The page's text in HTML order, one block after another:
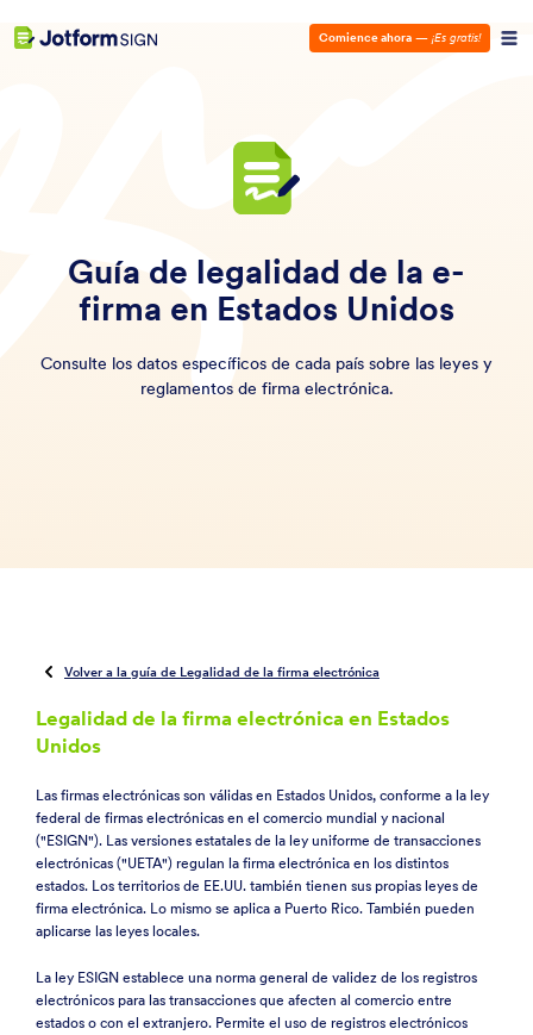
Comience ahora — ¡Es gratis!
Guía de legalidad de la e-
firma en Estados Unidos
Consulte los datos específicos de cada país sobre las leyes y
reglamentos de firma electrónica.
Volver a la guía de Legalidad de la firma electrónica
Legalidad de la firma electrónica en Estados
Unidos
Las firmas electrónicas son válidas en Estados Unidos, conforme a la ley
federal de firmas electrónicas en el comercio mundial y nacional
("ESIGN"). Las versiones estatales de la ley uniforme de transacciones
electrónicas ("UETA") regulan la firma electrónica en los distintos
estados. Los territorios de EE.UU. también tienen sus propias leyes de
firma electrónica. Lo mismo se aplica a Puerto Rico. También pueden
aplicarse las leyes locales.
La ley ESIGN establece una norma general de validez de los registros
electrónicos para las transacciones que afecten al comercio entre
estados o con el extranjero. Permite el uso de registros electrónicos